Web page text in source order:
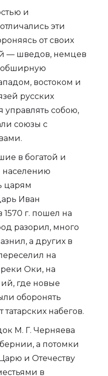
и
эти
от своих
— шведов, немцев
обширную
востоком и
русских
управлять собою,
союзы с
в богатой и
населению
царям
Иван
г. пошел на
разорил, много
а других в
на
реки Оки, на
где новые
оборонять
набегов.
М. Г. Черняева
а потомки
и Отечеству
в